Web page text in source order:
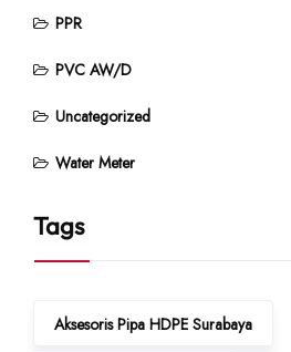
PPR
PVC AW/D
Uncategorized
Water Meter
Tags
Aksesoris Pipa HDPE Surabaya